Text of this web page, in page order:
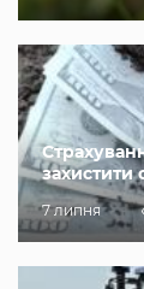
захистити
7 липня